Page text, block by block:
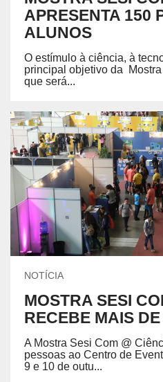
APRESENTA 150
ALUNOS
O estímulo à ciência, à
principal objetivo da
que será...
NOTÍCIA
MOSTRA SESI
RECEBE MAIS
A Mostra Sesi Com @
pessoas ao Centro de
9 e 10 de outu...